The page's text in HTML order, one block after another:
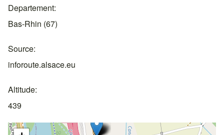
Departement
Bas-Rhin (67)
Source
inforoute.alsace.eu
Altitude
439